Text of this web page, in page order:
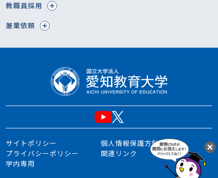
教職員採用
兼業依頼
サイトポリシー
個人情報保護方針
プライバシーポリシー
関連リンク
学内専用